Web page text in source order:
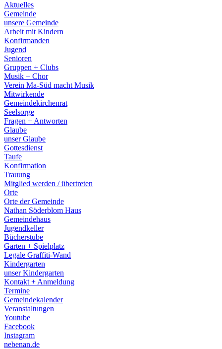
Aktuelles
Gemeinde
unsere Gemeinde
Arbeit mit Kindern
Konfirmanden
Jugend
Senioren
Gruppen + Clubs
Musik + Chor
Verein Ma-Süd macht Musik
Mitwirkende
Gemeindekirchenrat
Seelsorge
Fragen + Antworten
Glaube
unser Glaube
Gottesdienst
Taufe
Konfirmation
Trauung
Mitglied werden / übertreten
Orte
Orte der Gemeinde
Nathan Söderblom Haus
Gemeindehaus
Jugendkeller
Bücherstube
Garten + Spielplatz
Legale Graffiti-Wand
Kindergarten
unser Kindergarten
Kontakt + Anmeldung
Termine
Gemeindekalender
Veranstaltungen
Youtube
Facebook
Instagram
nebenan.de